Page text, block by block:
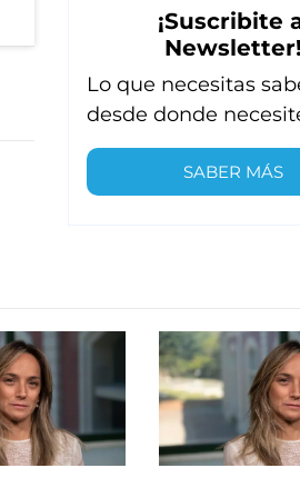
¡Suscribite
Newsletter!
Lo que necesitas
desde donde
SABER MÁS